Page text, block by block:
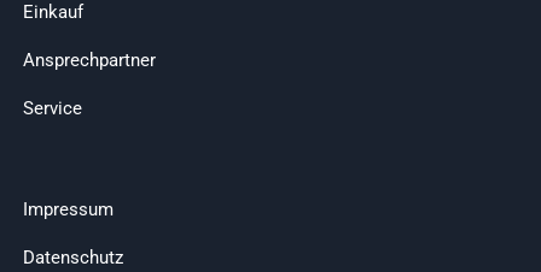
Einkauf
Ansprechpartner
Service
Impressum
Datenschutz